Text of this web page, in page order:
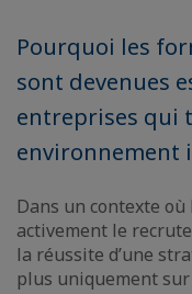
Pourquoi les
sont devenues
entreprises qui
environnement
Dans un contexte
activement le
la réussite d’une
plus uniquement